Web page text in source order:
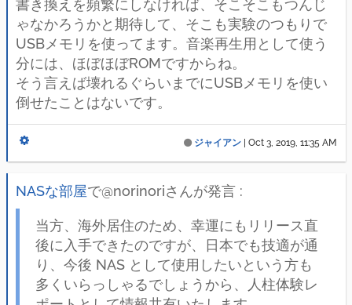
書き換えを頻繁にしなければ、そこそこもつんじ
ゃなかろうかと期待して、そこも実験のつもりで
USBメモリを使ってます。音楽再生用として使う
分には、ほぼほぼROMですからね。
そう言えば壊れるぐらいまでにUSBメモリを使い
倒せたことはないです。
ジャイアン Oct 3, 2019, 11:35 AM
NASな部屋で@norinoriさんが発言 :
当方、海外居住のため、幸運にもリリース直
後に入手できたのですが、日本でも技適が通
り、今後 NAS として使用したいという方も
多くいらっしゃるでしょうから、人柱体験レ